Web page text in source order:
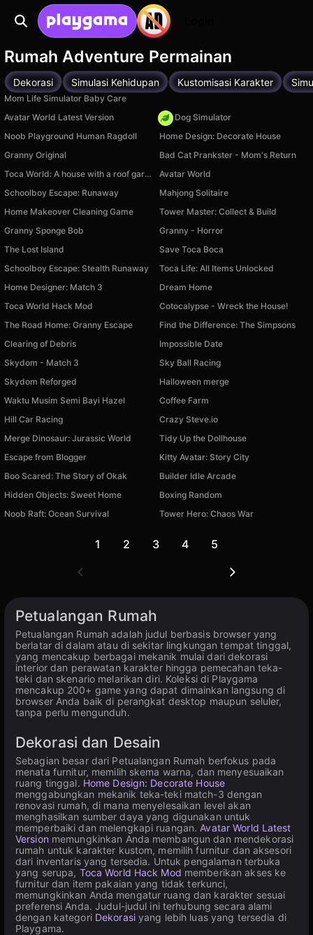
Rumah Adventure Permainan
Dekorasi Simulasi Kehidupan Kustomisasi Karakter
Mom Life Simulator Baby Care
Avatar World Latest Version
Pet Dog Simulator
Noob Playground Human Ragdoll
Home Design: Decorate House
Granny Original
Bad Cat Prankster - Mom's Return
Toca World: A house with a roof garden
Avatar World
Schoolboy Escape: Runaway
Mahjong Solitaire
Home Makeover Cleaning Game
Tower Master: Collect & Build
Granny Sponge Bob
Granny - Horror
The Lost Island
Save Toca Boca
Schoolboy Escape: Stealth Runaway
Toca Life: All Items Unlocked
Home Designer: Match 3
Dream Home
Toca World Hack Mod
Cotocalypse - Wreck the House!
The Road Home: Granny Escape
Find the Difference: The Simpsons
Clearing of Debris
Impossible Date
Skydom - Match 3
Sky Ball Racing
Skydom Reforged
Halloween merge
Waktu Musim Semi Bayi Hazel
Coffee Farm
Hill Car Racing
Crazy Steve.io
Merge Dinosaur: Jurassic World
Tidy Up the Dollhouse
Escape from Blogger
Kitty Avatar: Story City
Boo Scared: The Story of Okak
Builder Idle Arcade
Hidden Objects: Sweet Home
Boxing Random
Noob Raft: Ocean Survival
Tower Hero: Chaos War
1 2 3 4 5
Petualangan Rumah
Petualangan Rumah adalah judul berbasis browser yang
berlatar di dalam atau di sekitar lingkungan tempat tinggal,
yang mencakup berbagai mekanik mulai dari dekorasi
interior dan perawatan karakter hingga pemecahan teka-
teki dan skenario melarikan diri. Koleksi di Playgama
mencakup 200+ game yang dapat dimainkan langsung di
browser Anda baik di perangkat desktop maupun seluler,
tanpa perlu mengunduh.
Dekorasi dan Desain
Sebagian besar dari Petualangan Rumah berfokus pada
menata furnitur, memilih skema warna, dan menyesuaikan
ruang tinggal. Home Design: Decorate House
menggabungkan mekanik teka-teki match-3 dengan
renovasi rumah, di mana menyelesaikan level akan
menghasilkan sumber daya yang digunakan untuk
memperbaiki dan melengkapi ruangan.Avatar World Latest
Version memungkinkan Anda membangun dan mendekorasi
rumah untuk karakter kustom, memilih furnitur dan aksesori
dari inventaris yang tersedia. Untuk pengalaman terbuka
yang serupa, Toca World Hack Mod memberikan akses ke
furnitur dan item pakaian yang tidak terkunci,
memungkinkan Anda mengatur ruang dan karakter sesuai
preferensi Anda. Judul-judul ini terhubung secara alami
dengan kategori Dekorasiyang lebih luas yang tersedia di
Playgama.